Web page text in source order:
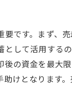
な手続きと注意点
ぶ売却のテクニッ
して売却を成功
です。まず、
して活用す
の資金を最
けとなります